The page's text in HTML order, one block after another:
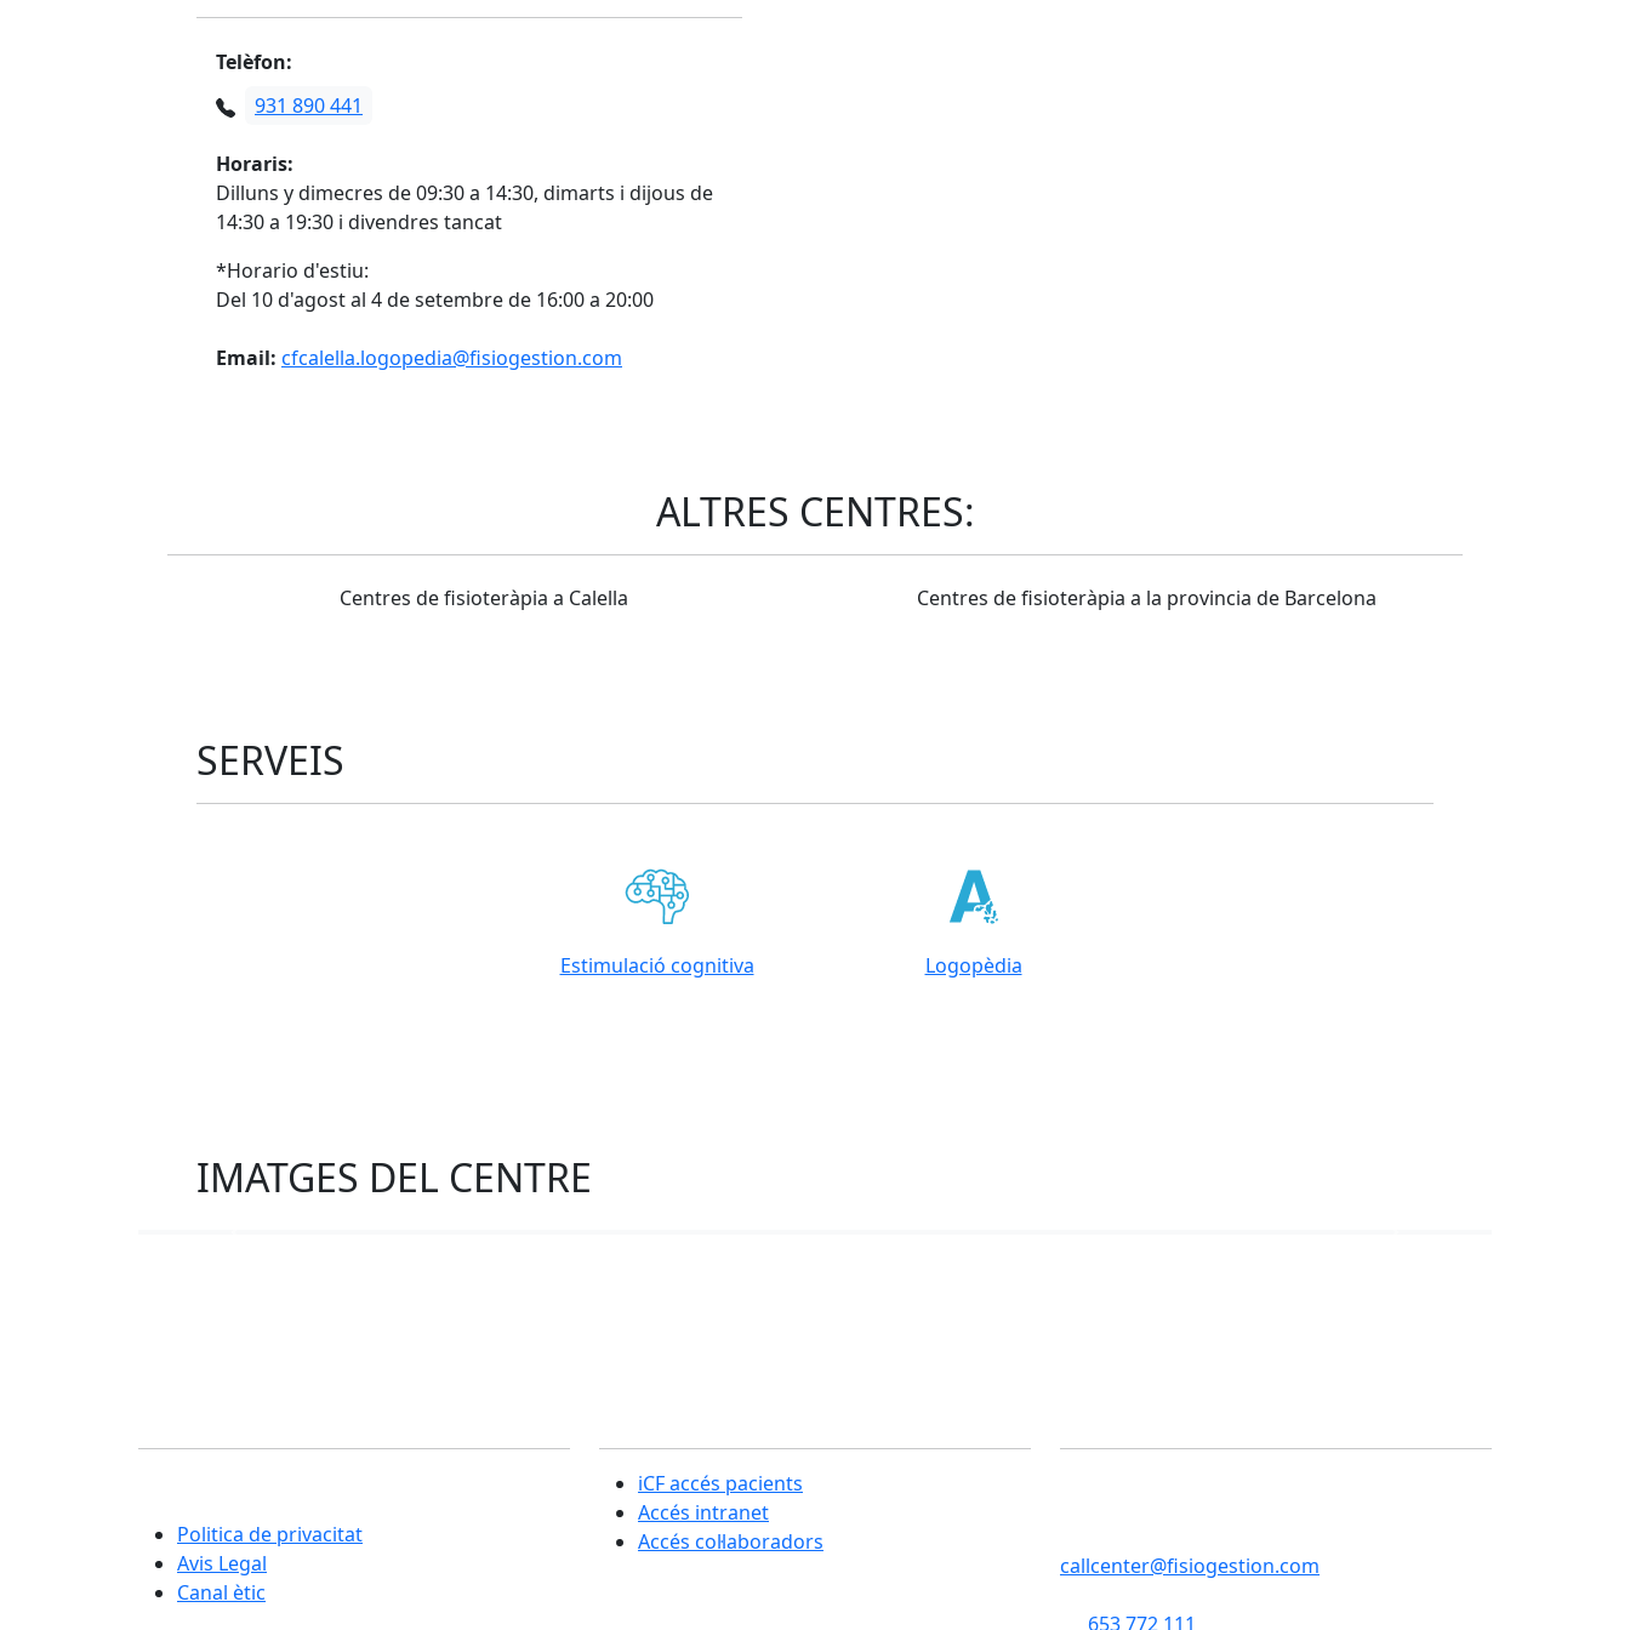
Telèfon:
931 890 441
Horaris:
Dilluns y dimecres de 09:30 a 14:30, dimarts i dijous de
14:30 a 19:30 i divendres tancat
*Horario d'estiu:
Del 10 d'agost al 4 de setembre de 16:00 a 20:00
Email: cfcalella.logopedia@fisiogestion.com
ALTRES CENTRES:
Centres de fisioteràpia a Calella Centres de fisioteràpia a la provincia de Barcelona
SERVEIS
Estimulació cognitiva Logopèdia
IMATGES DEL CENTRE
Politica de privacitat
Avis Legal
Canal ètic
iCF accés pacients
Accés intranet
Accés col·laboradors
callcenter@fisiogestion.com
653 772 111